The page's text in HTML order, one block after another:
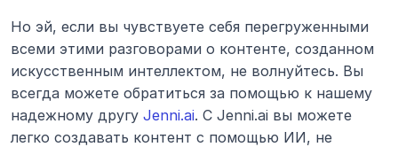
Но эй, если вы чувствуете себя перегруженными
всеми этими разговорами о контенте, созданном
искусственным интеллектом, не волнуйтесь. Вы
всегда можете обратиться за помощью к нашему
надежному другу Jenni.ai. С Jenni.ai вы можете
легко создавать контент с помощью ИИ, не